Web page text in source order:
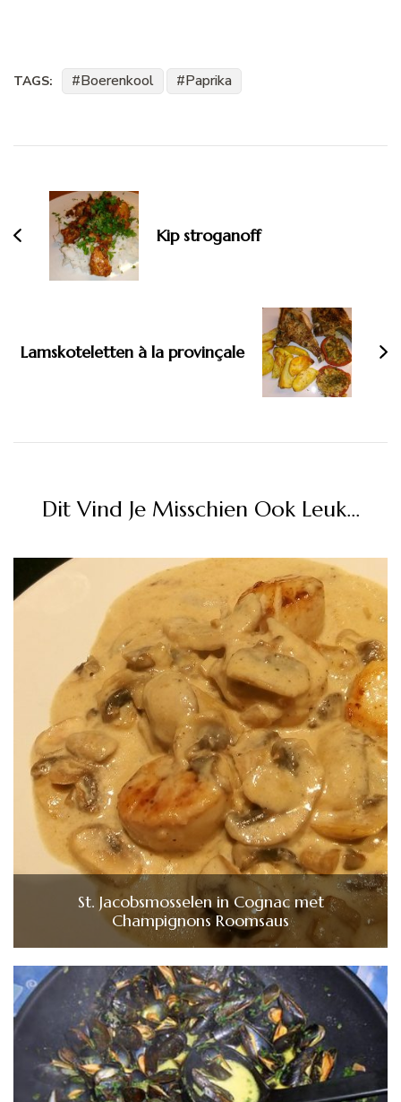
TAGS: Boerenkool Paprika
navigatie
Kip stroganoff
Lamskoteletten à la provinçale
Dit Vind Je Misschien Ook Leuk...
St. Jacobsmosselen in Cognac met
Champignons Roomsaus